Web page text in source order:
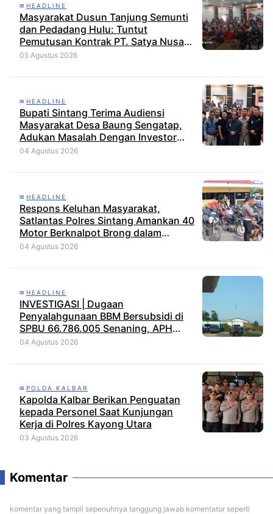
HEADLINE
Masyarakat Dusun Tanjung Semunti
dan Pedadang Hulu: Tuntut
Pemutusan Kontrak PT. Satya Nusa
Indah Perkasa
05 Agustus 2026
HEADLINE
Bupati Sintang Terima Audiensi
Masyarakat Desa Baung Sengatap,
Adukan Masalah Dengan Investor
Perkebunan
04 Agustus 2026
HEADLINE
Respons Keluhan Masyarakat,
Satlantas Polres Sintang Amankan 40
Motor Berknalpot Brong dalam
Strong Point Pagi
04 Agustus 2026
HEADLINE
INVESTIGASI | Dugaan
Penyalahgunaan BBM Bersubsidi di
SPBU 66.786.005 Senaning, APH
Jangan Tutup Mata, BPH Migas
04 Agustus 2026
POLDA KALBAR
Kapolda Kalbar Berikan Penguatan
kepada Personel Saat Kunjungan
Kerja di Polres Kayong Utara
03 Agustus 2026
Komentar
komentar yang tampil sepenuhnya tanggung jawab komentator seperti